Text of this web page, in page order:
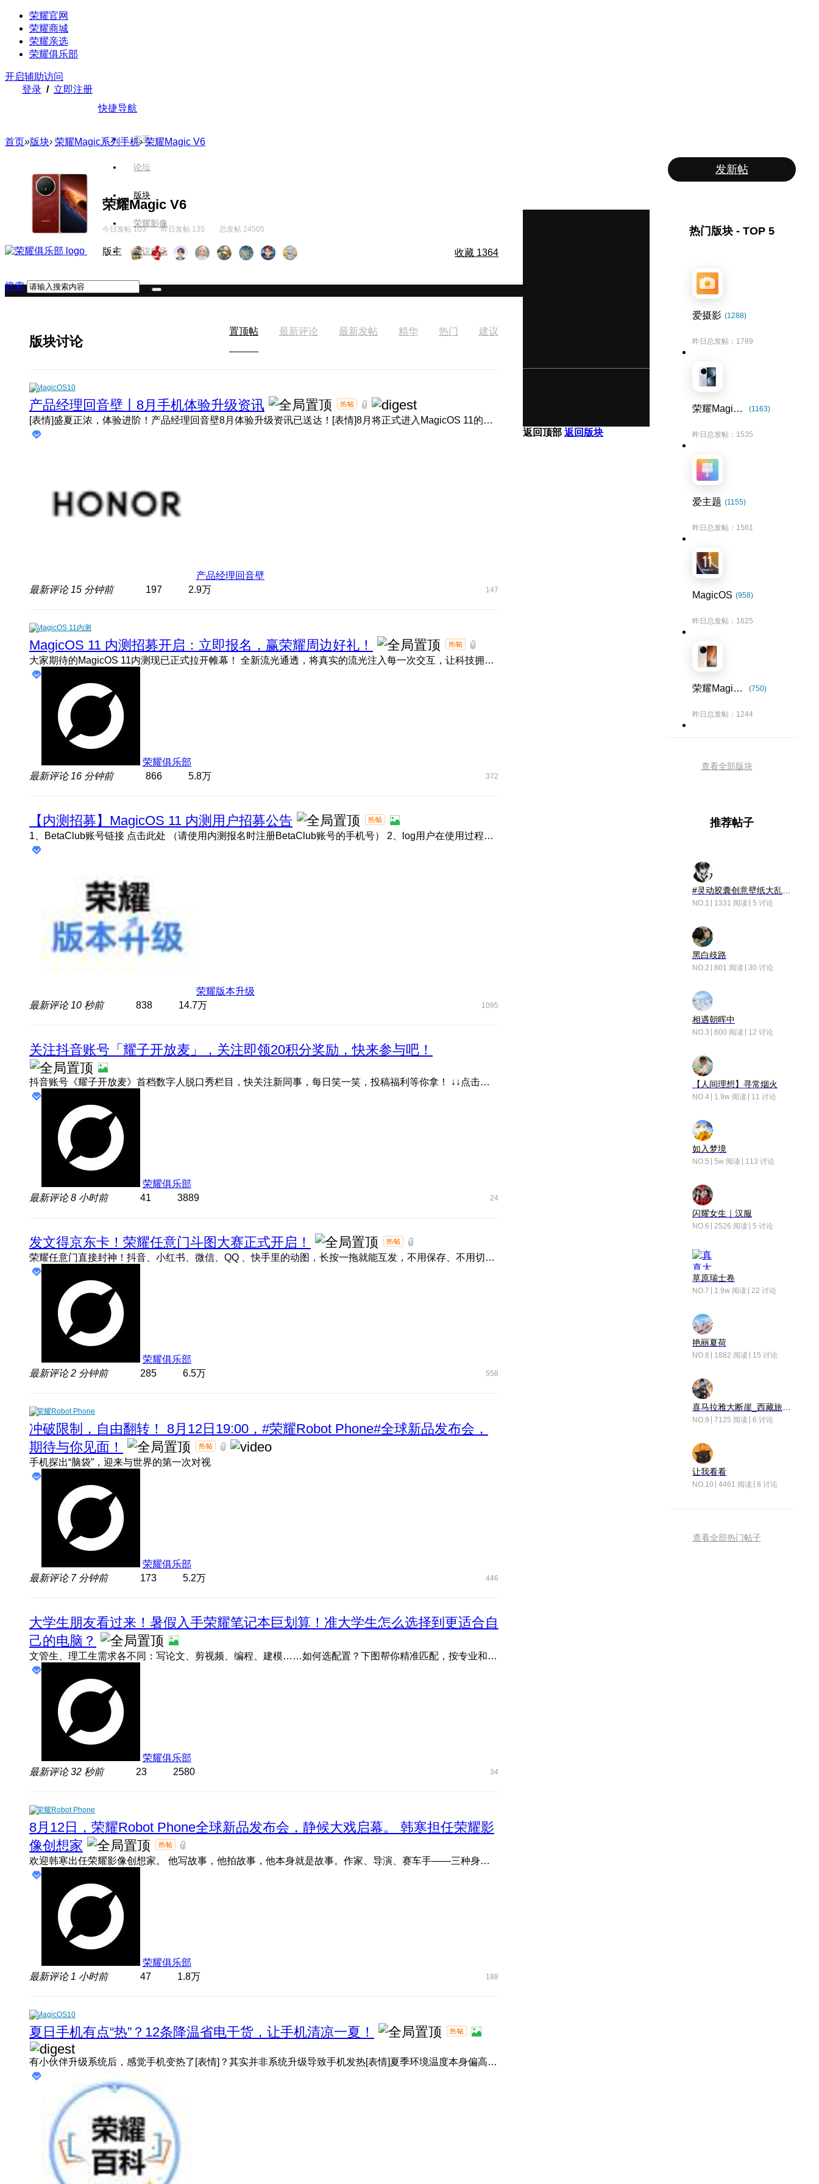
荣耀官网
荣耀商城
荣耀亲选
荣耀俱乐部
开启辅助访问
登录 / 立即注册
快捷导航
首页
论坛
版块
荣耀影像
建议广场
搜索
首页»版块› 荣耀Magic系列手机› 荣耀Magic V6
荣耀Magic V6
今日发帖 103 昨日发帖 135 总发帖 24505
版主 收藏 1364
版块讨论
置顶帖 最新评论 最新发帖 精华 热门 建议
MagicOS10
产品经理回音壁丨8月手机体验升级资讯
[表情]盛夏正浓，体验进阶！产品经理回音壁8月体验升级资讯已送达！[表情]8月将正式进入MagicOS 11的升级节奏，内 ...
产品经理回音壁
最新评论 15 分钟前 197 2.9万 147
MagicOS 11内测
MagicOS 11 内测招募开启：立即报名，赢荣耀周边好礼！
大家期待的MagicOS 11内测现已正式拉开帷幕！ 全新流光通透，将真实的流光注入每一次交互，让科技拥有呼吸的灵动 ...
荣耀俱乐部
最新评论 16 分钟前 866 5.8万 372
【内测招募】MagicOS 11 内测用户招募公告
1、BetaClub账号链接 点击此处 （请使用内测报名时注册BetaClub账号的手机号） 2、log用户在使用过程中如遇问题 ...
荣耀版本升级
最新评论 10 秒前 838 14.7万 1095
关注抖音账号「耀子开放麦」，关注即领20积分奖励，快来参与吧！
抖音账号《耀子开放麦》首档数字人脱口秀栏目，快关注新同事，每日笑一笑，投稿福利等你拿！ ↓↓点击下方图片或 ...
荣耀俱乐部
最新评论8 小时前 41 3889 24
发文得京东卡！荣耀任意门斗图大赛正式开启！
荣耀任意门直接封神！抖音、小红书、微信、QQ 、快手里的动图，长按一拖就能互发，不用保存、不用切软件，评论区 ...
荣耀俱乐部
最新评论2 分钟前 285 6.5万 558
荣耀Robot Phone
冲破限制，自由翻转！ 8月12日19:00，#荣耀Robot Phone#全球新品发布会，
期待与你见面！
手机探出“脑袋”，迎来与世界的第一次对视
荣耀俱乐部
最新评论 7 分钟前 173 5.2万 446
大学生朋友看过来！暑假入手荣耀笔记本巨划算！准大学生怎么选择到更适合自
己的电脑？
文管生、理工生需求各不同：写论文、剪视频、编程、建模……如何选配置？下图帮你精准匹配，按专业和预算轻松抄作 ...
荣耀俱乐部
最新评论32 秒前 23 2580 34
荣耀Robot Phone
8月12日，荣耀Robot Phone全球新品发布会，静候大戏启幕。 韩寒担任荣耀影
像创想家
欢迎韩寒出任荣耀影像创想家。 他写故事，他拍故事，他本身就是故事。作家、导演、赛车手——三种身份从未定义他 ...
荣耀俱乐部
最新评论 1 小时前 47 1.8万 188
MagicOS10
夏日手机有点“热”？12条降温省电干货，让手机清凉一夏！
有小伙伴升级系统后，感觉手机变热了[表情]？其实并非系统升级导致手机发热[表情]夏季环境温度本身偏高[表情]️， ...
发新帖
热门版块 - TOP 5
爱摄影 (1288)
昨日总发帖：1789
荣耀Magic7系列 (1163)
昨日总发帖：1535
爱主题 (1155)
昨日总发帖：1561
MagicOS (958)
昨日总发帖：1625
荣耀Magic8系列 (750)
昨日总发帖：1244
查看全部版块
推荐帖子
NO.1 1331 阅读 5 讨论
黑白歧路
NO.2 801 阅读 30 讨论
相遇朝晖中
NO.3 600 阅读 12 讨论
【人间理想】寻常烟火
NO.4 1.9w 阅读 11 讨论
如入梦境
NO.5 5w 阅读 113 讨论
闪耀女生｜汉服
NO.6 2526 阅读 5 讨论
草原瑞士卷
NO.7 1.9w 阅读 22 讨论
艳丽夏荷
NO.8 1882 阅读 15 讨论
NO.9 7125 阅读 6 讨论
让我看看
NO.10 4461 阅读 8 讨论
查看全部热门帖子
返回顶部 返回版块